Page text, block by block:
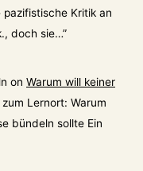
Kritik an
doch sie…”
on Warum will keiner
Lernort: Warum
bündeln sollte Ein